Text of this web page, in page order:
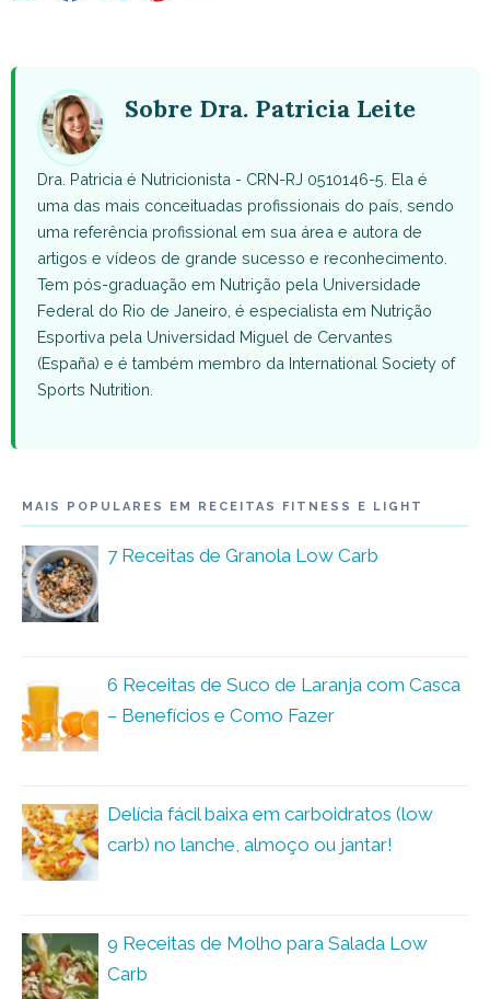
Sobre Dra. Patricia Leite
Dra. Patricia é Nutricionista - CRN-RJ 0510146-5. Ela é
uma das mais conceituadas profissionais do país, sendo
uma referência profissional em sua área e autora de
artigos e vídeos de grande sucesso e reconhecimento.
Tem pós-graduação em Nutrição pela Universidade
Federal do Rio de Janeiro, é especialista em Nutrição
Esportiva pela Universidad Miguel de Cervantes
(España) e é também membro da International Society of
Sports Nutrition.
MAIS POPULARES EM RECEITAS FITNESS E LIGHT
7 Receitas de Granola Low Carb
6 Receitas de Suco de Laranja com Casca
– Benefícios e Como Fazer
Delícia fácil baixa em carboidratos (low
carb) no lanche, almoço ou jantar!
9 Receitas de Molho para Salada Low
Carb